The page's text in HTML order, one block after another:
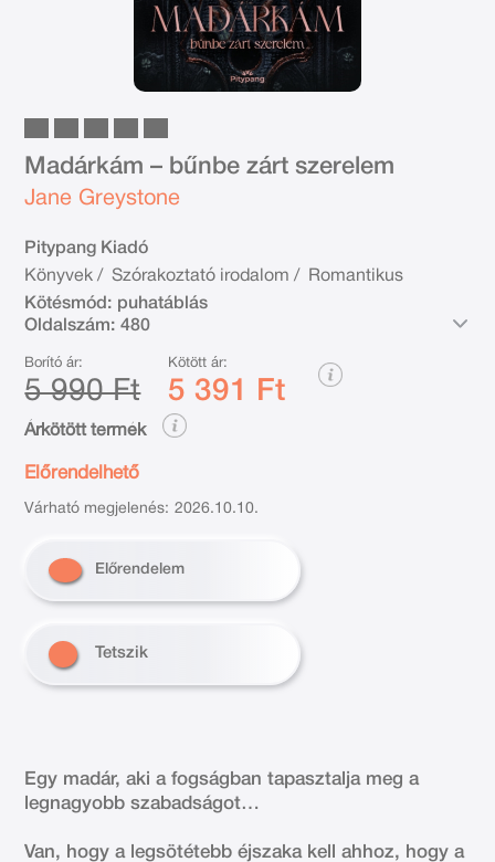
Madárkám – bűnbe zárt szerelem
Jane Greystone
Pitypang Kiadó
Könyvek / Szórakoztató irodalom /
Romantikus
Kötésmód: puhatáblás
Oldalszám: 480
Borító ár:
5 990 Ft
Kötött ár:
5 391 Ft
Árkötött termék
Előrendelhető
Várható megjelenés: 2026.10.10.
Előrendelem
Tetszik
Egy madár, aki a fogságban tapasztalja meg a
legnagyobb szabadságot…
Van, hogy a legsötétebb éjszaka kell ahhoz, hogy a